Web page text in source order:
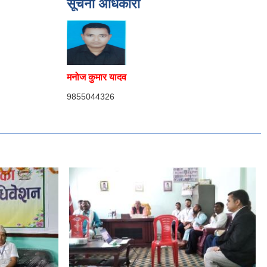
सूचना अधिकारी
मनोज कुमार यादव
9855044326